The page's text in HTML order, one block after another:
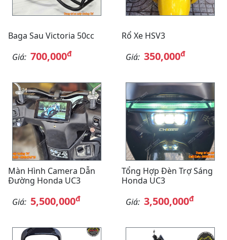
Baga Sau Victoria 50cc
Giá: 700,000đ
Rổ Xe HSV3
Giá: 350,000đ
Màn Hình Camera Dẫn
Đường Honda UC3
Giá: 5,500,000đ
Tổng Hợp Đèn Trợ Sáng
Honda UC3
Giá: 3,500,000đ